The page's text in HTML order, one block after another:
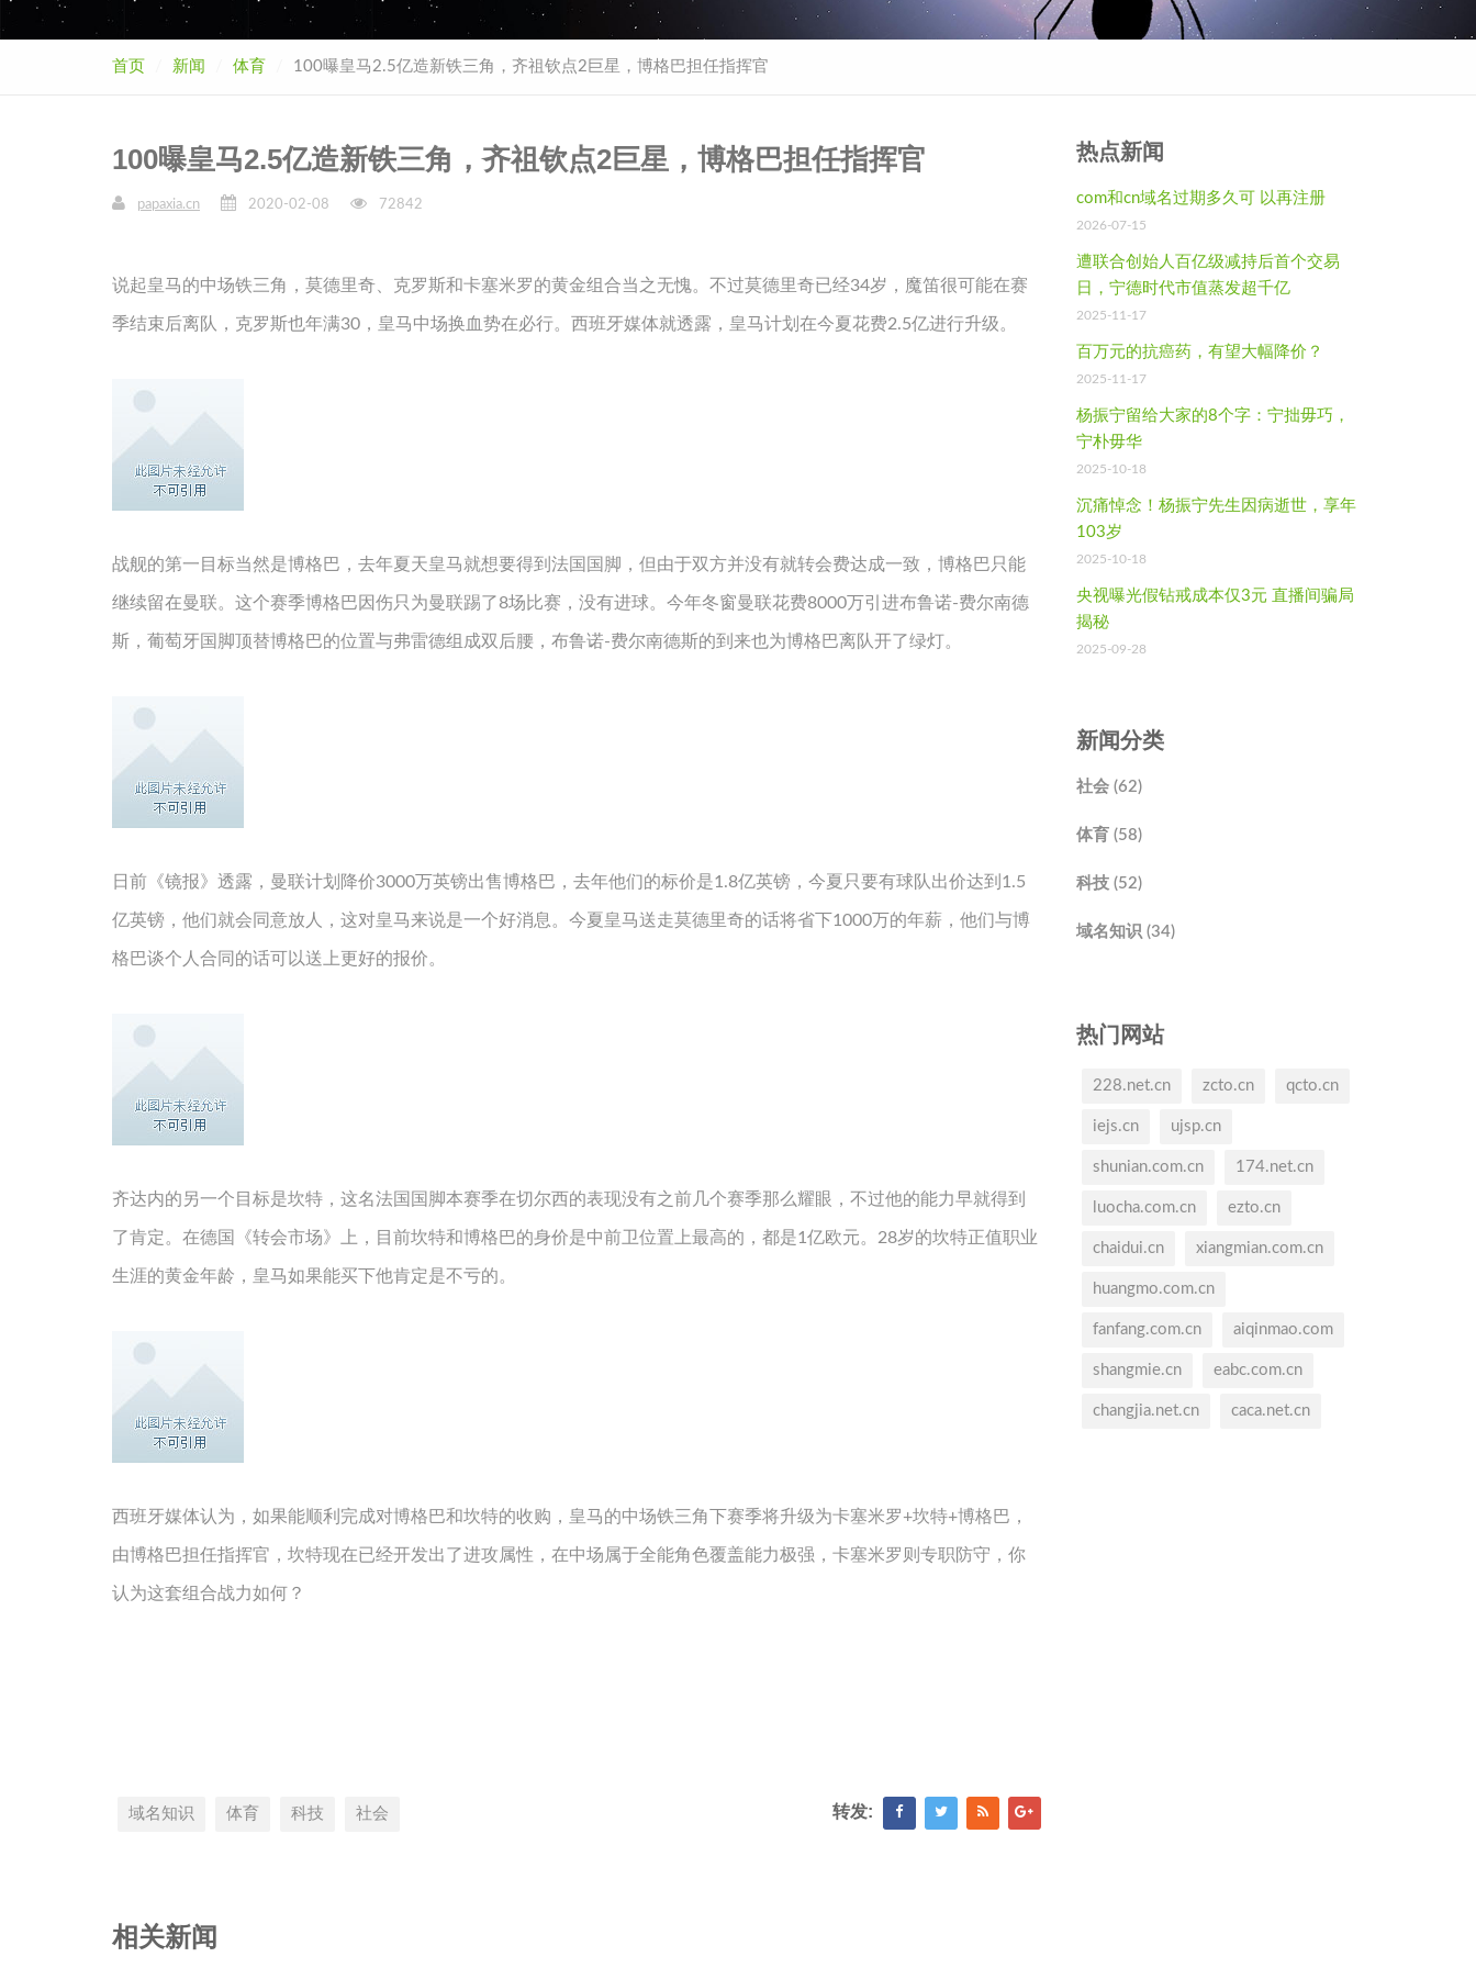
首页 新闻 体育 100曝皇马2.5亿造新铁三角，齐祖钦点2巨星，博格巴担任指挥官
100曝皇马2.5亿造新铁三角，齐祖钦点2巨星，博格巴担任指挥官
papaxia.cn 2020-02-08 72842
说起皇马的中场铁三角，莫德里奇、克罗斯和卡塞米罗的黄金组合当之无愧。不过莫德里奇已经34岁，魔笛很可能在赛
季结束后离队，克罗斯也年满30，皇马中场换血势在必行。西班牙媒体就透露，皇马计划在今夏花费2.5亿进行升级。
战舰的第一目标当然是博格巴，去年夏天皇马就想要得到法国国脚，但由于双方并没有就转会费达成一致，博格巴只能
继续留在曼联。这个赛季博格巴因伤只为曼联踢了8场比赛，没有进球。今年冬窗曼联花费8000万引进布鲁诺-费尔南德
斯，葡萄牙国脚顶替博格巴的位置与弗雷德组成双后腰，布鲁诺-费尔南德斯的到来也为博格巴离队开了绿灯。
日前《镜报》透露，曼联计划降价3000万英镑出售博格巴，去年他们的标价是1.8亿英镑，今夏只要有球队出价达到1.5
亿英镑，他们就会同意放人，这对皇马来说是一个好消息。今夏皇马送走莫德里奇的话将省下1000万的年薪，他们与博
格巴谈个人合同的话可以送上更好的报价。
齐达内的另一个目标是坎特，这名法国国脚本赛季在切尔西的表现没有之前几个赛季那么耀眼，不过他的能力早就得到
了肯定。在德国《转会市场》上，目前坎特和博格巴的身价是中前卫位置上最高的，都是1亿欧元。28岁的坎特正值职业
生涯的黄金年龄，皇马如果能买下他肯定是不亏的。
西班牙媒体认为，如果能顺利完成对博格巴和坎特的收购，皇马的中场铁三角下赛季将升级为卡塞米罗+坎特+博格巴，
由博格巴担任指挥官，坎特现在已经开发出了进攻属性，在中场属于全能角色覆盖能力极强，卡塞米罗则专职防守，你
认为这套组合战力如何？
域名知识 体育 科技 社会 转发:
相关新闻
热点新闻
com和cn域名过期多久可 以再注册
2026-07-15
遭联合创始人百亿级减持后首个交易
日，宁德时代市值蒸发超千亿
2025-11-17
百万元的抗癌药，有望大幅降价？
2025-11-17
杨振宁留给大家的8个字：宁拙毋巧，
宁朴毋华
2025-10-18
沉痛悼念！杨振宁先生因病逝世，享年
103岁
2025-10-18
央视曝光假钻戒成本仅3元 直播间骗局
揭秘
2025-09-28
新闻分类
社会 (62)
体育 (58)
科技 (52)
域名知识 (34)
热门网站
228.net.cn zcto.cn qcto.cn
iejs.cn ujsp.cn
shunian.com.cn 174.net.cn
luocha.com.cn ezto.cn
chaidui.cn xiangmian.com.cn
huangmo.com.cn
fanfang.com.cn aiqinmao.com
shangmie.cn eabc.com.cn
changjia.net.cn caca.net.cn